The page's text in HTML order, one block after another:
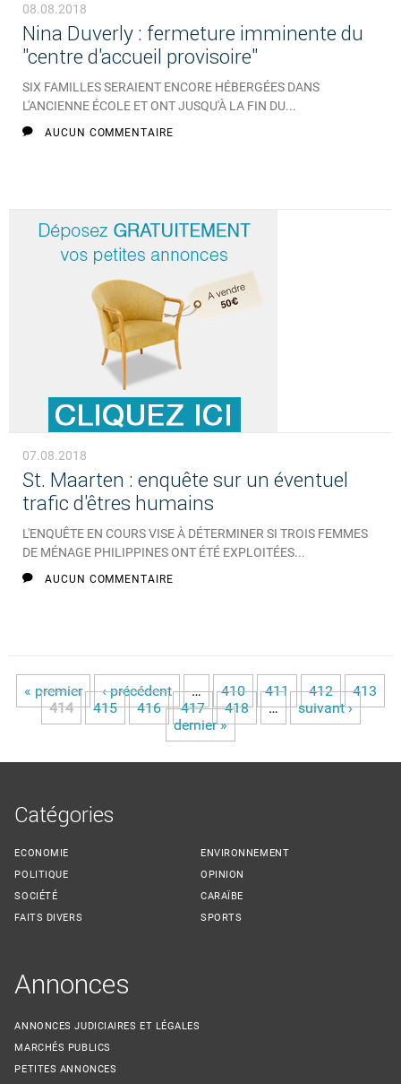
08.08.2018
Nina Duverly : fermeture imminente du
"centre d'accueil provisoire"
SIX FAMILLES SERAIENT ENCORE HÉBERGÉES DANS
L'ANCIENNE ÉCOLE ET ONT JUSQU'À LA FIN DU...
AUCUN COMMENTAIRE
07.08.2018
St. Maarten : enquête sur un éventuel
trafic d'êtres humains
L'ENQUÊTE EN COURS VISE À DÉTERMINER SI TROIS FEMMES
DE MÉNAGE PHILIPPINES ONT ÉTÉ EXPLOITÉES...
AUCUN COMMENTAIRE
Pages
« premier ‹ précédent … 410 411 412
413
414
415 416 417 418 …
suivant ›
dernier »
Catégories
ECONOMIE
POLITIQUE
SOCIÉTÉ
FAITS DIVERS
ENVIRONNEMENT
OPINION
CARAÏBE
SPORTS
Annonces
ANNONCES JUDICIAIRES ET LÉGALES
MARCHÉS PUBLICS
PETITES ANNONCES